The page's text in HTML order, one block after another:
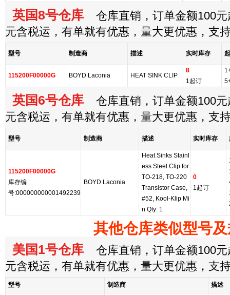
英国8号仓库 仓库直销，订单金额100元
元含税运，有单就有优惠，量大更优惠，支
型号 制造商 描述 实时库存
115200F00000G BOYD Laconia HEAT SINK CLIP
8
1起订
英国6号仓库 仓库直销，订单金额100元
元含税运，有单就有优惠，量大更优惠，支
型号 制造商 描述 实时库存
115200F00000G
库存编
号:000000000001492239
BOYD Laconia
Heat Sinks Stainl
ess Steel Clip for
TO-218, TO-220
Transistor Case,
#52, Kool-Klip Mi
n Qty: 1
0
1起订
其他仓库类似型号
美国1号仓库 仓库直销，订单金额100元
元含税运，有单就有优惠，量大更优惠，支
型号 制造商
描述